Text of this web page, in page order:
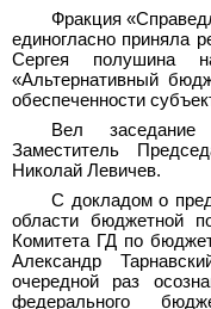
Фракция
единогласно приняла
Сергея полушина
«Альтернативный
обеспеченности
Вел
Заместитель
Николай Левичев.
С докладом о
области бюджетной
Комитета ГД по
Александр
очередной раз
федерального